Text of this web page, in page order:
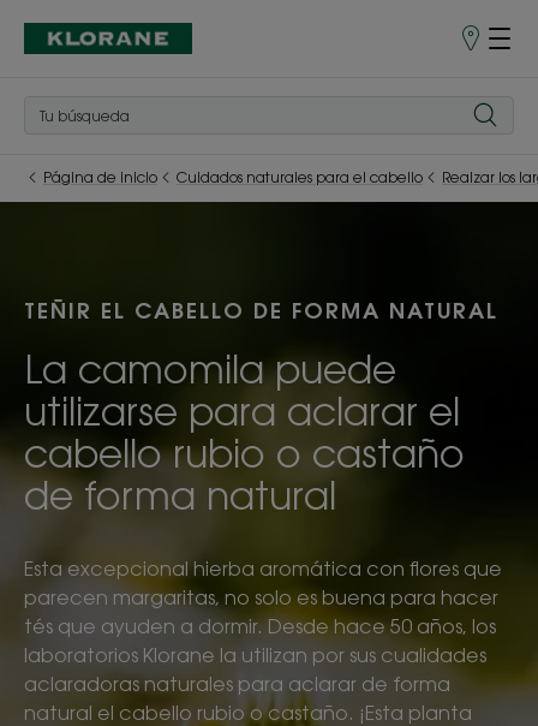
Puntos
Página de inicio Cuidados naturales para el cabello Realzar los
TEÑIR EL CABELLO DE FORMA NATURAL
La camomila puede
utilizarse para aclarar el
cabello rubio o castaño
de forma natural
Esta excepcional hierba aromática con flores que
parecen margaritas, no solo es buena para hacer
tés que ayuden a dormir. Desde hace 50 años, los
laboratorios Klorane la utilizan por sus cualidades
aclaradoras naturales para aclarar de forma
natural el cabello rubio o castaño. ¡Esta planta